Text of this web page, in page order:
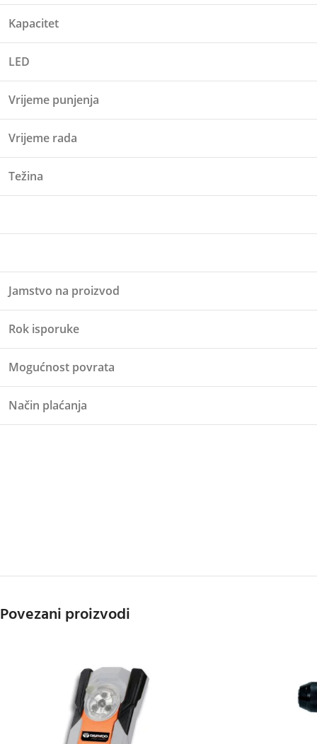
Kapacitet
LED
Vrijeme punjenja
Vrijeme rada
Težina
Jamstvo na proizvod
Rok isporuke
Mogućnost povrata
Način plaćanja
Povezani proizvodi